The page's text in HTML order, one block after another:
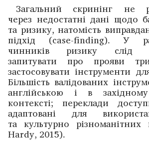
Загальний скринінг не
через недостатні дані щодо
та ризику, натомість
підхід (case-finding). У
чинників ризику слід
запитувати про ­прояви
застосовувати інструменти
Більшість валідованих
англійською і в
контексті; переклади
адаптовані для
та культурно
Hardy, 2015).